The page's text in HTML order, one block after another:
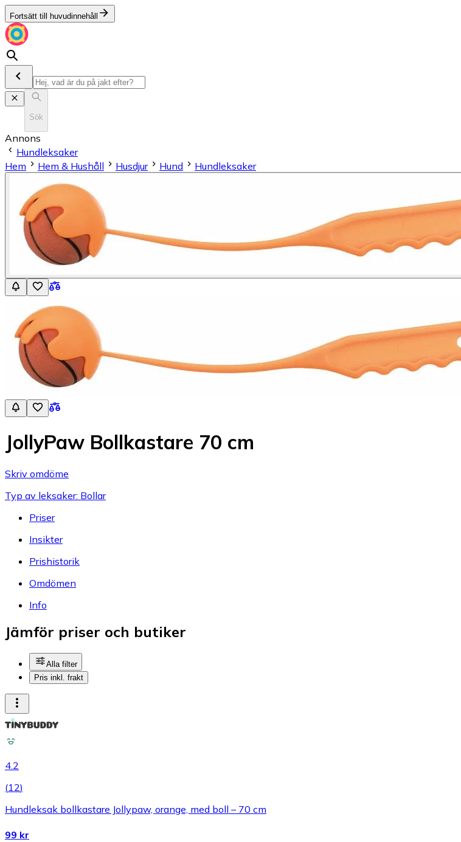
Fortsätt till huvudinnehåll
Sök
Annons
Hundleksaker
Hem
Hem & Hushåll Husdjur Hund Hundleksaker
JollyPaw Bollkastare 70 cm
Skriv omdöme
Typ av leksaker: Bollar
Priser
Insikter
Prishistorik
Omdömen
Info
Jämför priser och butiker
Alla filter
Pris inkl. frakt
4.2
(12)
Hundleksak bollkastare Jollypaw, orange, med boll – 70 cm
99 kr